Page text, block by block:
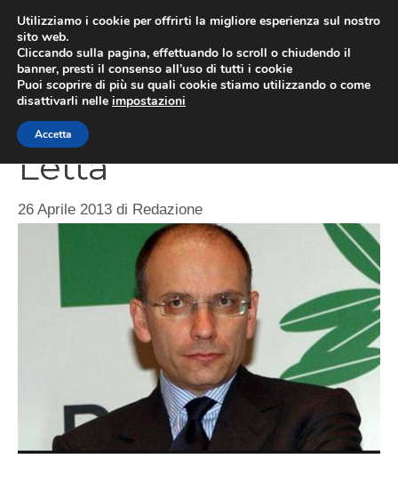
contenuto
Parte il governo
Letta
26 Aprile 2013 di Redazione
Utilizziamo i cookie per offrirti la migliore esperienza sul nostro
sito web.
Cliccando sulla pagina, effettuando lo scroll o chiudendo il
banner, presti il consenso all’uso di tutti i cookie
Puoi scoprire di più su quali cookie stiamo utilizzando o come
disattivarli nelle impostazioni
Accetta